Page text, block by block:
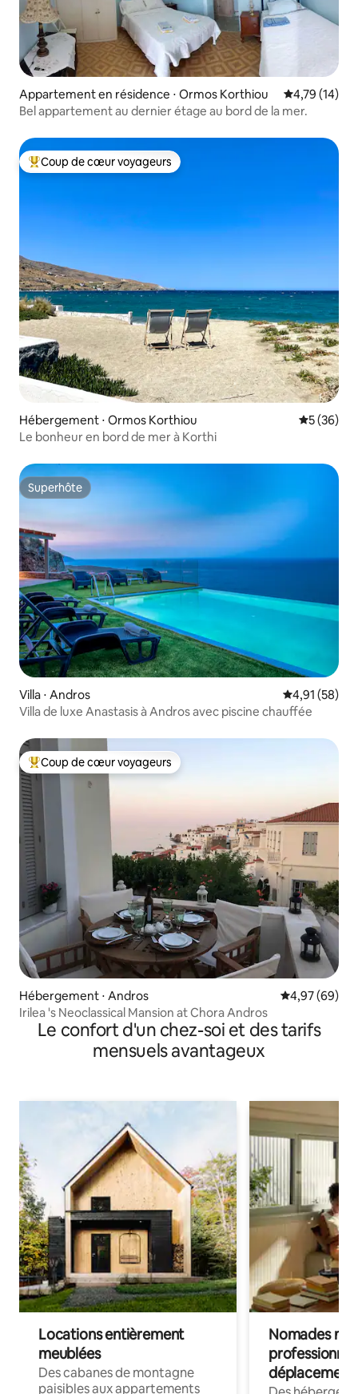
Appartement en résidence ⋅ Ormos Korthiou Évaluation
4,79 (14)
Bel appartement au dernier étage au bord de la mer.
Coups de cœur voyageurs les plus appréciés
Coup de cœur voyageurs
Hébergement ⋅ Ormos Korthiou
5 (36)
Le bonheur en bord de mer à Korthi
Superhôte
Superhôte
Villa ⋅ Andros Évaluation
4,91 (58)
Villa de luxe Anastasis à Andros avec piscine chauffée
Coups de cœur voyageurs les plus appréciés
Coup de cœur voyageurs
Hébergement ⋅ Andros Évaluation
4,97 (69)
Irilea 's Neoclassical Mansion at Chora Andros
Le confort d'un chez-soi et des tarifs
mensuels avantageux
Locations entièrement
meublées
Des cabanes de montagne
paisibles aux appartements
Nomades
déplacement